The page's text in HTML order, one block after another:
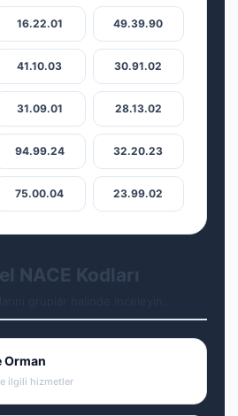
16.22.01 49.39.90
41.10.03 30.91.02
31.09.01 28.13.02
94.99.24 32.20.23
75.00.04 23.99.02
NACE Kodları
Orman
ilgili hizmetler